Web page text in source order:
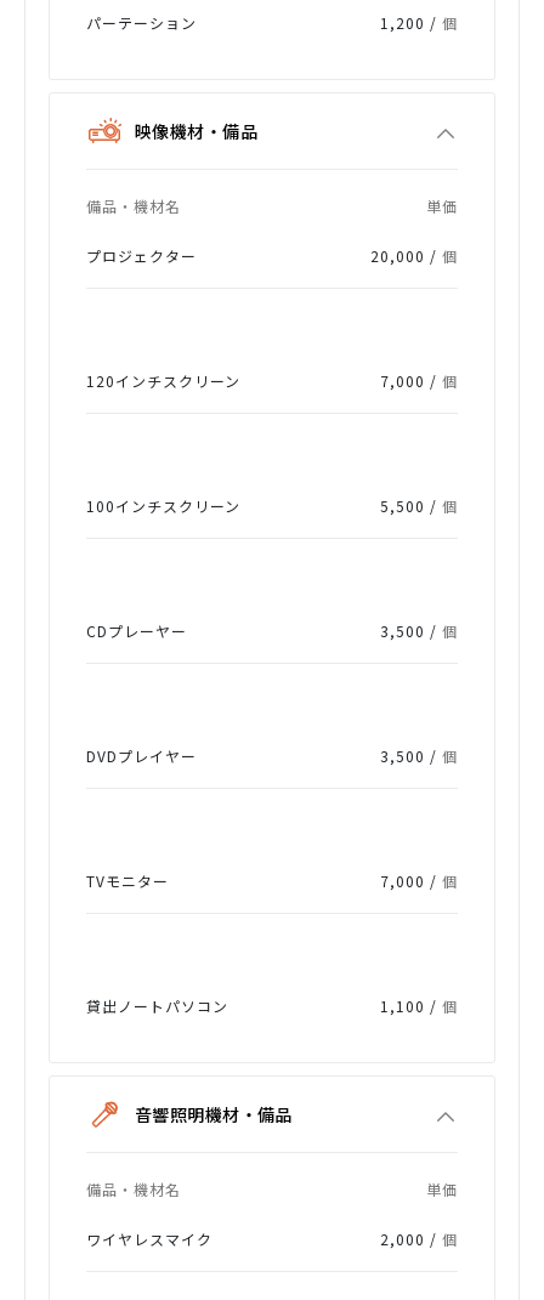
パーテーション 1,200 /個
映像機材・備品
備品・機材名 単価
プロジェクター 20,000 /個
120インチスクリーン 7,000 /個
100インチスクリーン 5,500 /個
CDプレーヤー 3,500 /個
DVDプレイヤー 3,500 /個
TVモニター 7,000 /個
貸出ノートパソコン 1,100 /個
音響照明機材・備品
備品・機材名 単価
ワイヤレスマイク 2,000 /個